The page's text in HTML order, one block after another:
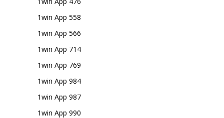
1win App 558
1win App 566
1win App 714
1win App 769
1win App 984
1win App 987
1win App 990